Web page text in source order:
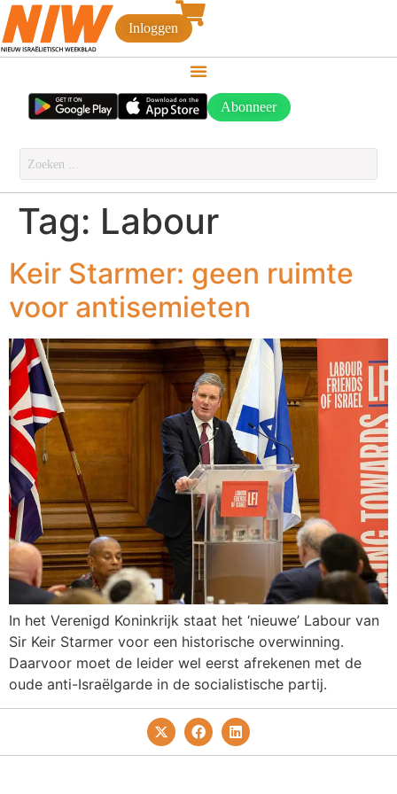
Inloggen
Abonneer
Tag: Labour
Keir Starmer: geen ruimte
voor antisemieten
In het Verenigd Koninkrijk staat het ‘nieuwe’ Labour van
Sir Keir Starmer voor een historische overwinning.
Daarvoor moet de leider wel eerst afrekenen met de
oude anti-Israëlgarde in de socialistische partij.